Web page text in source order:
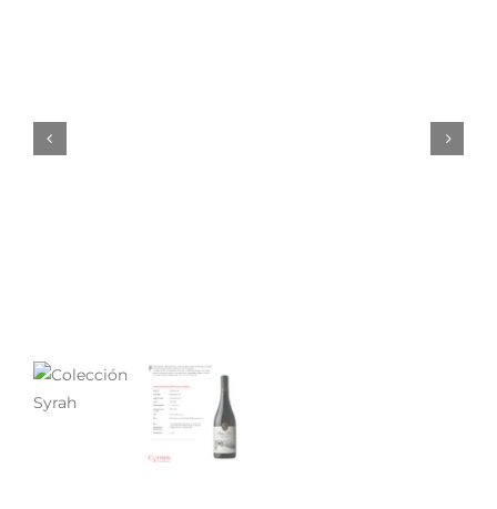
Contacto